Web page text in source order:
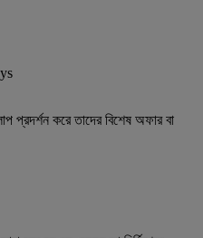
প্রদর্শন করে তাদের বিশেষ অফার বা